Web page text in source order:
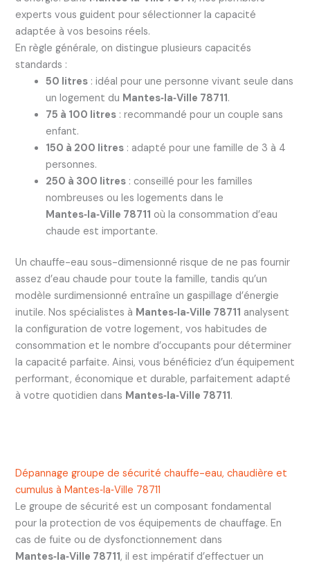
experts vous guident pour sélectionner la capacité
adaptée à vos besoins réels.
En règle générale, on distingue plusieurs capacités
standards :
50 litres: idéal pour une personne vivant seule dans
un logement du Mantes‑la‑Ville 78711.
75 à 100 litres: recommandé pour un couple sans
enfant.
150 à 200 litres: adapté pour une famille de 3 à 4
personnes.
250 à 300 litres: conseillé pour les familles
nombreuses ou les logements dans le
Mantes‑la‑Ville 78711 où la consommation d’eau
chaude est importante.
Un chauffe-eau sous-dimensionné risque de ne pas fournir
assez d’eau chaude pour toute la famille, tandis qu’un
modèle surdimensionné entraîne un gaspillage d’énergie
inutile. Nos spécialistes à Mantes‑la‑Ville 78711 analysent
la configuration de votre logement, vos habitudes de
consommation et le nombre d’occupants pour déterminer
la capacité parfaite. Ainsi, vous bénéficiez d’un équipement
performant, économique et durable, parfaitement adapté
à votre quotidien dans Mantes‑la‑Ville 78711.
Dépannage groupe de sécurité chauffe-eau, chaudière et
cumulus à Mantes‑la‑Ville 78711
Le groupe de sécurité est un composant fondamental
pour la protection de vos équipements de chauffage. En
cas de fuite ou de dysfonctionnement dans
Mantes‑la‑Ville 78711, il est impératif d’effectuer un